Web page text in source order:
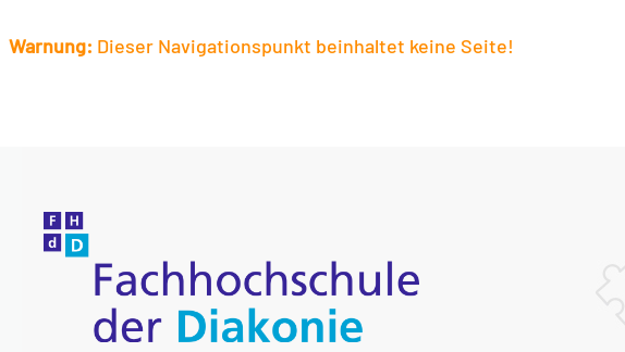
Warnung: Dieser Navigationspunkt beinhaltet keine Seite!